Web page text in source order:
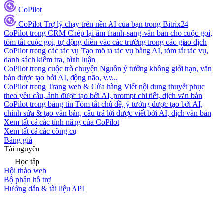
CoPilot
CoPilot Trợ lý chạy trên nền AI của bạn trong Bitrix24
CoPilot trong CRM Chép lại âm thanh-sang-văn bản cho cuộc gọi,
tóm tắt cuộc gọi, tự động điền vào các trường trong các giao dịch
CoPilot trong các tác vụ Tạo mô tả tác vụ bằng AI, tóm tắt tác vụ,
danh sách kiểm tra, bình luận
CoPilot trong cuộc trò chuyện Nguồn ý tưởng không giới hạn, văn
bản được tạo bởi AI, động não, v.v...
CoPilot trong Trang web & Cửa hàng Viết nội dung thuyết phục
theo yêu cầu, ảnh được tạo bởi AI, prompt chi tiết, dịch văn bản
CoPilot trong bảng tin Tóm tắt chủ đề, ý tưởng được tạo bởi AI,
chỉnh sửa & tạo văn bản, câu trả lời được viết bởi AI, dịch văn bản
Xem tất cả các tính năng của CoPilot
Xem tất cả các công cụ
Bảng giá
Tài nguyên
Học tập
Hội thảo web
Bộ phận hỗ trợ
Hướng dẫn & tài liệu API